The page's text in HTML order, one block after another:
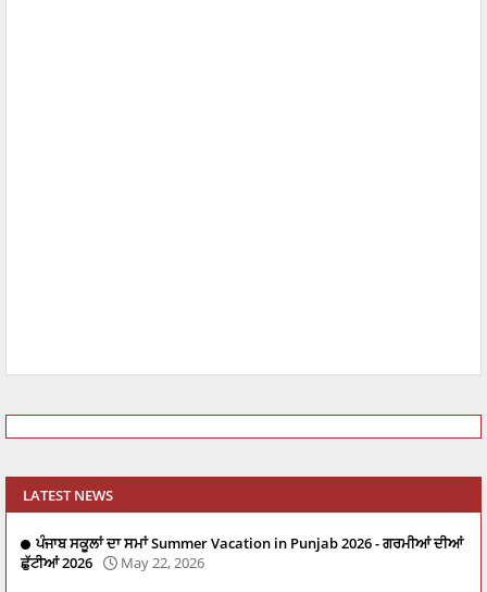
LATEST NEWS
ਪੰਜਾਬ ਸਕੂਲਾਂ ਦਾ ਸਮਾਂ Summer Vacation in Punjab 2026 - ਗਰਮੀਆਂ ਦੀਆਂ
ਛੁੱਟੀਆਂ 2026
May 22, 2026